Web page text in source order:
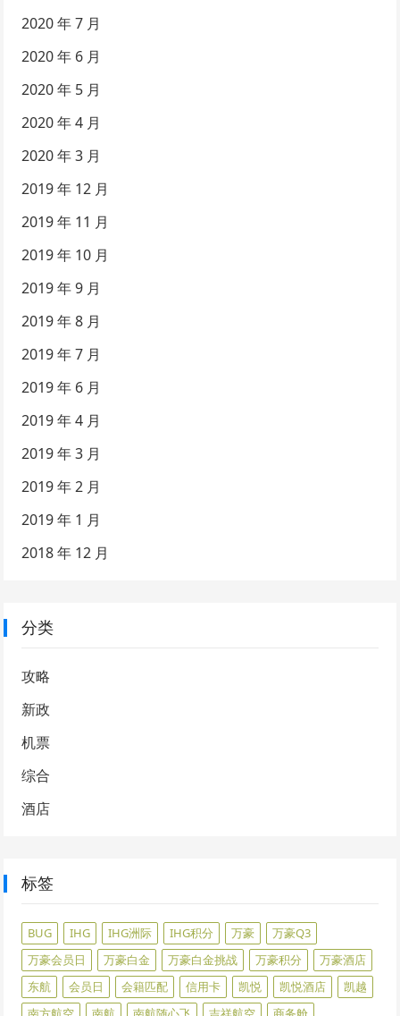
2020 年 7 月
2020 年 6 月
2020 年 5 月
2020 年 4 月
2020 年 3 月
2019 年 12 月
2019 年 11 月
2019 年 10 月
2019 年 9 月
2019 年 8 月
2019 年 7 月
2019 年 6 月
2019 年 4 月
2019 年 3 月
2019 年 2 月
2019 年 1 月
2018 年 12 月
分类
攻略
新政
机票
综合
酒店
标签
BUG IHG IHG洲际 IHG积分 万豪
万豪Q3
万豪会员日
万豪白金 万豪白金挑战 万豪积分
万豪酒店
东航
会员日 会籍匹配 信用卡 凯悦 凯悦酒店
凯越